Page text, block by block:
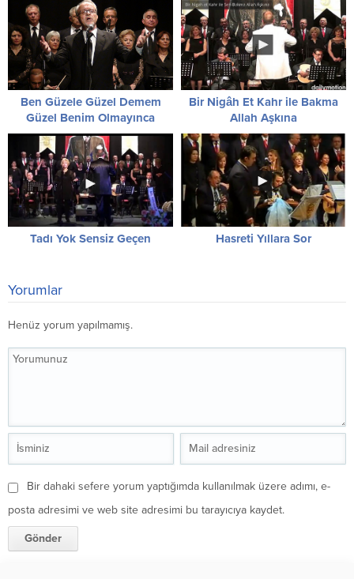
Ben Güzele Güzel Demem
Güzel Benim Olmayınca
Bir Nigâh Et Kahr ile Bakma
Allah Aşkına
Tadı Yok Sensiz Geçen Hasreti Yıllara Sor
Yorumlar
Henüz yorum yapılmamış.
Bir dahaki sefere yorum yaptığımda kullanılmak üzere adımı, e-
posta adresimi ve web site adresimi bu tarayıcıya kaydet.